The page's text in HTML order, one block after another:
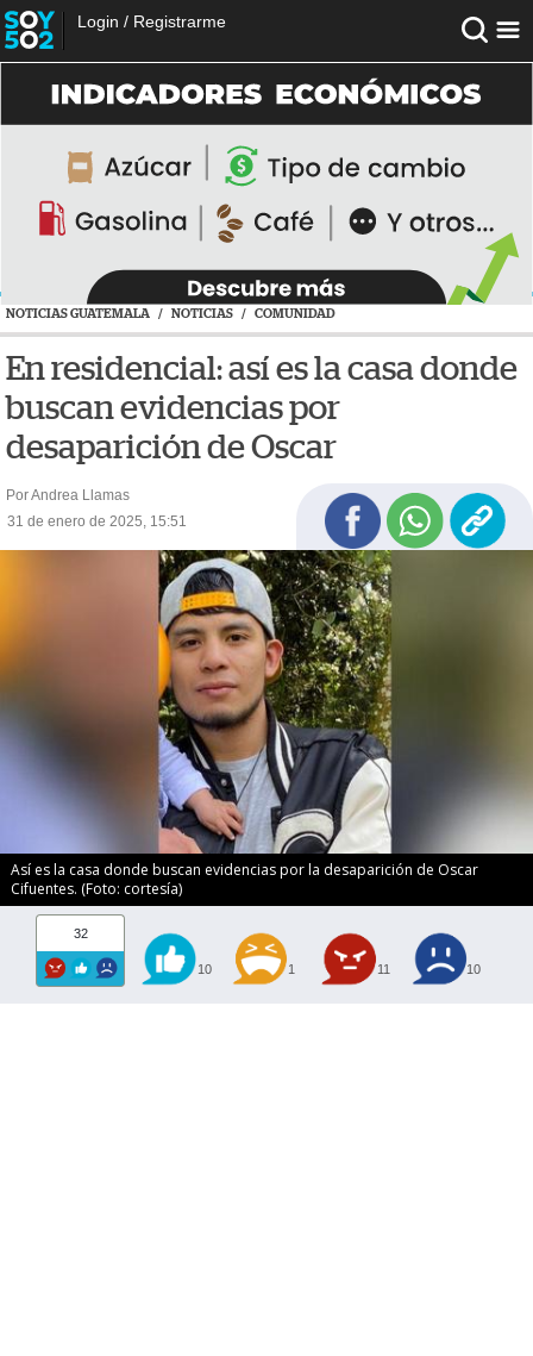
Login / Registrarme
NOTICIAS GUATEMALA / NOTICIAS / COMUNIDAD
En residencial: así es la casa donde
buscan evidencias por
desaparición de Oscar
Por Andrea Llamas
31 de enero de 2025, 15:51
Así es la casa donde buscan evidencias por la desaparición de Oscar
Cifuentes. (Foto: cortesía)
32
10 1 11 10